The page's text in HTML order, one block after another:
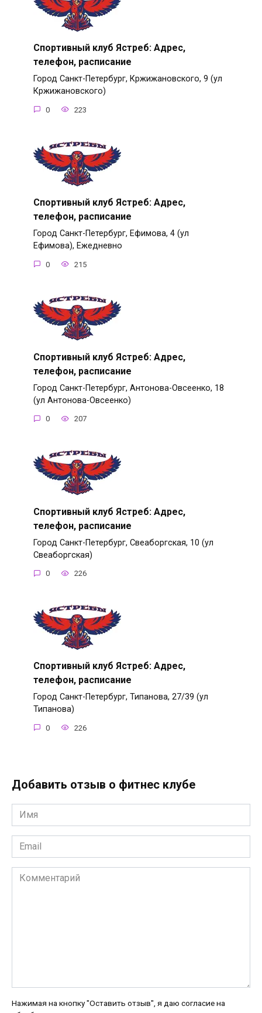
Спортивный клуб Ястреб: Адрес,
телефон, расписание
Город Санкт-Петербург, Кржижановского, 9 (ул
Кржижановского)
0 223
Спортивный клуб Ястреб: Адрес,
телефон, расписание
Город Санкт-Петербург, Ефимова, 4 (ул
Ефимова), Ежедневно
0 215
Спортивный клуб Ястреб: Адрес,
телефон, расписание
Город Санкт-Петербург, Антонова-Овсеенко, 18
(ул Антонова-Овсеенко)
0 207
Спортивный клуб Ястреб: Адрес,
телефон, расписание
Город Санкт-Петербург, Свеаборгская, 10 (ул
Свеаборгская)
0 226
Спортивный клуб Ястреб: Адрес,
телефон, расписание
Город Санкт-Петербург, Типанова, 27/39 (ул
Типанова)
0 226
Добавить отзыв о фитнес клубе
Имя
*
Email
*
Комментарий
Нажимая на кнопку "Оставить отзыв", я даю согласие на